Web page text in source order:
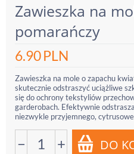
Zawieszka na
pomarańczy
6.90PLN
Zawieszka na mole o zapachu
skutecznie odstraszyć uciążliwe
się do ochrony tekstyliów
garderobach. Efektywnie
niezwykle przyjemnego,
− +